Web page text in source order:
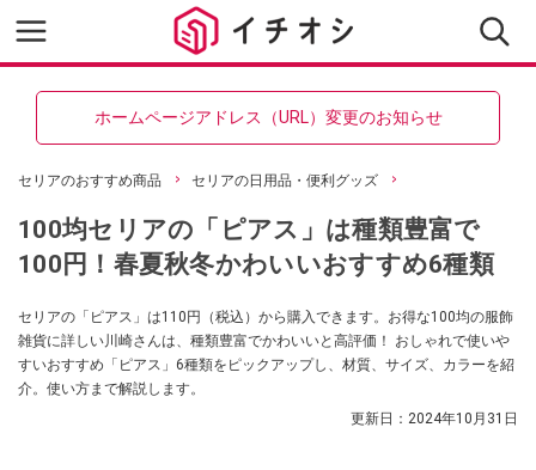
ホームページアドレス（URL）変更のお知らせ
セリアのおすすめ商品 セリアの日用品・便利グッズ
100均セリアの「ピアス」は種類豊富で
100円！春夏秋冬かわいいおすすめ6種類
セリアの「ピアス」は110円（税込）から購入できます。お得な100均の服飾
雑貨に詳しい川崎さんは、種類豊富でかわいいと高評価！ おしゃれで使いや
すいおすすめ「ピアス」6種類をピックアップし、材質、サイズ、カラーを紹
介。使い方まで解説します。
更新日： 2024年10月31日